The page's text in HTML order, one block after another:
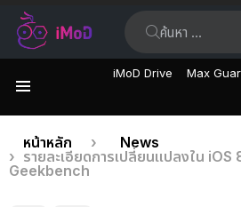
iMoD Drive Max
เรื่อง
ล่าสุด
คุณอยู่ที่นี่:
หน้าหลัก
News
รายละเอียดการเปลี่ยนแปลงใน
Geekbench